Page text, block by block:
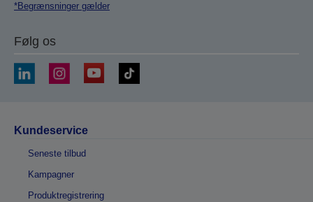
*Begrænsninger gælder
Følg os
Kundeservice
Seneste tilbud
Kampagner
Produktregistrering